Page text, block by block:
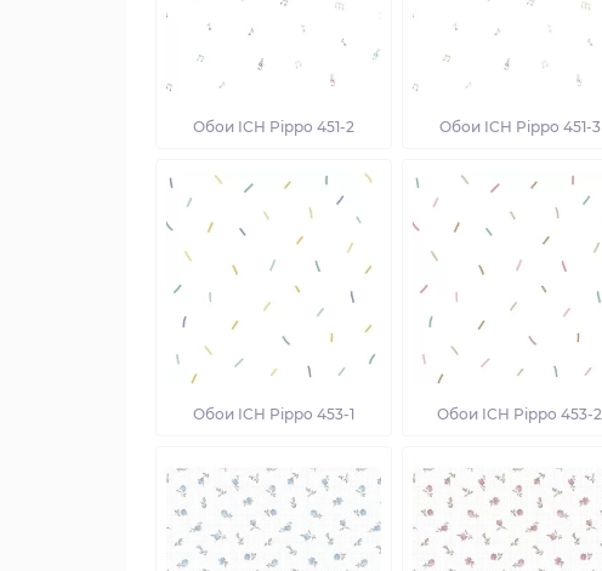
Обои ICH Pippo 451-2 Обои ICH Pippo 451-3
Обои ICH Pippo 453-1 Обои ICH Pippo 453-2